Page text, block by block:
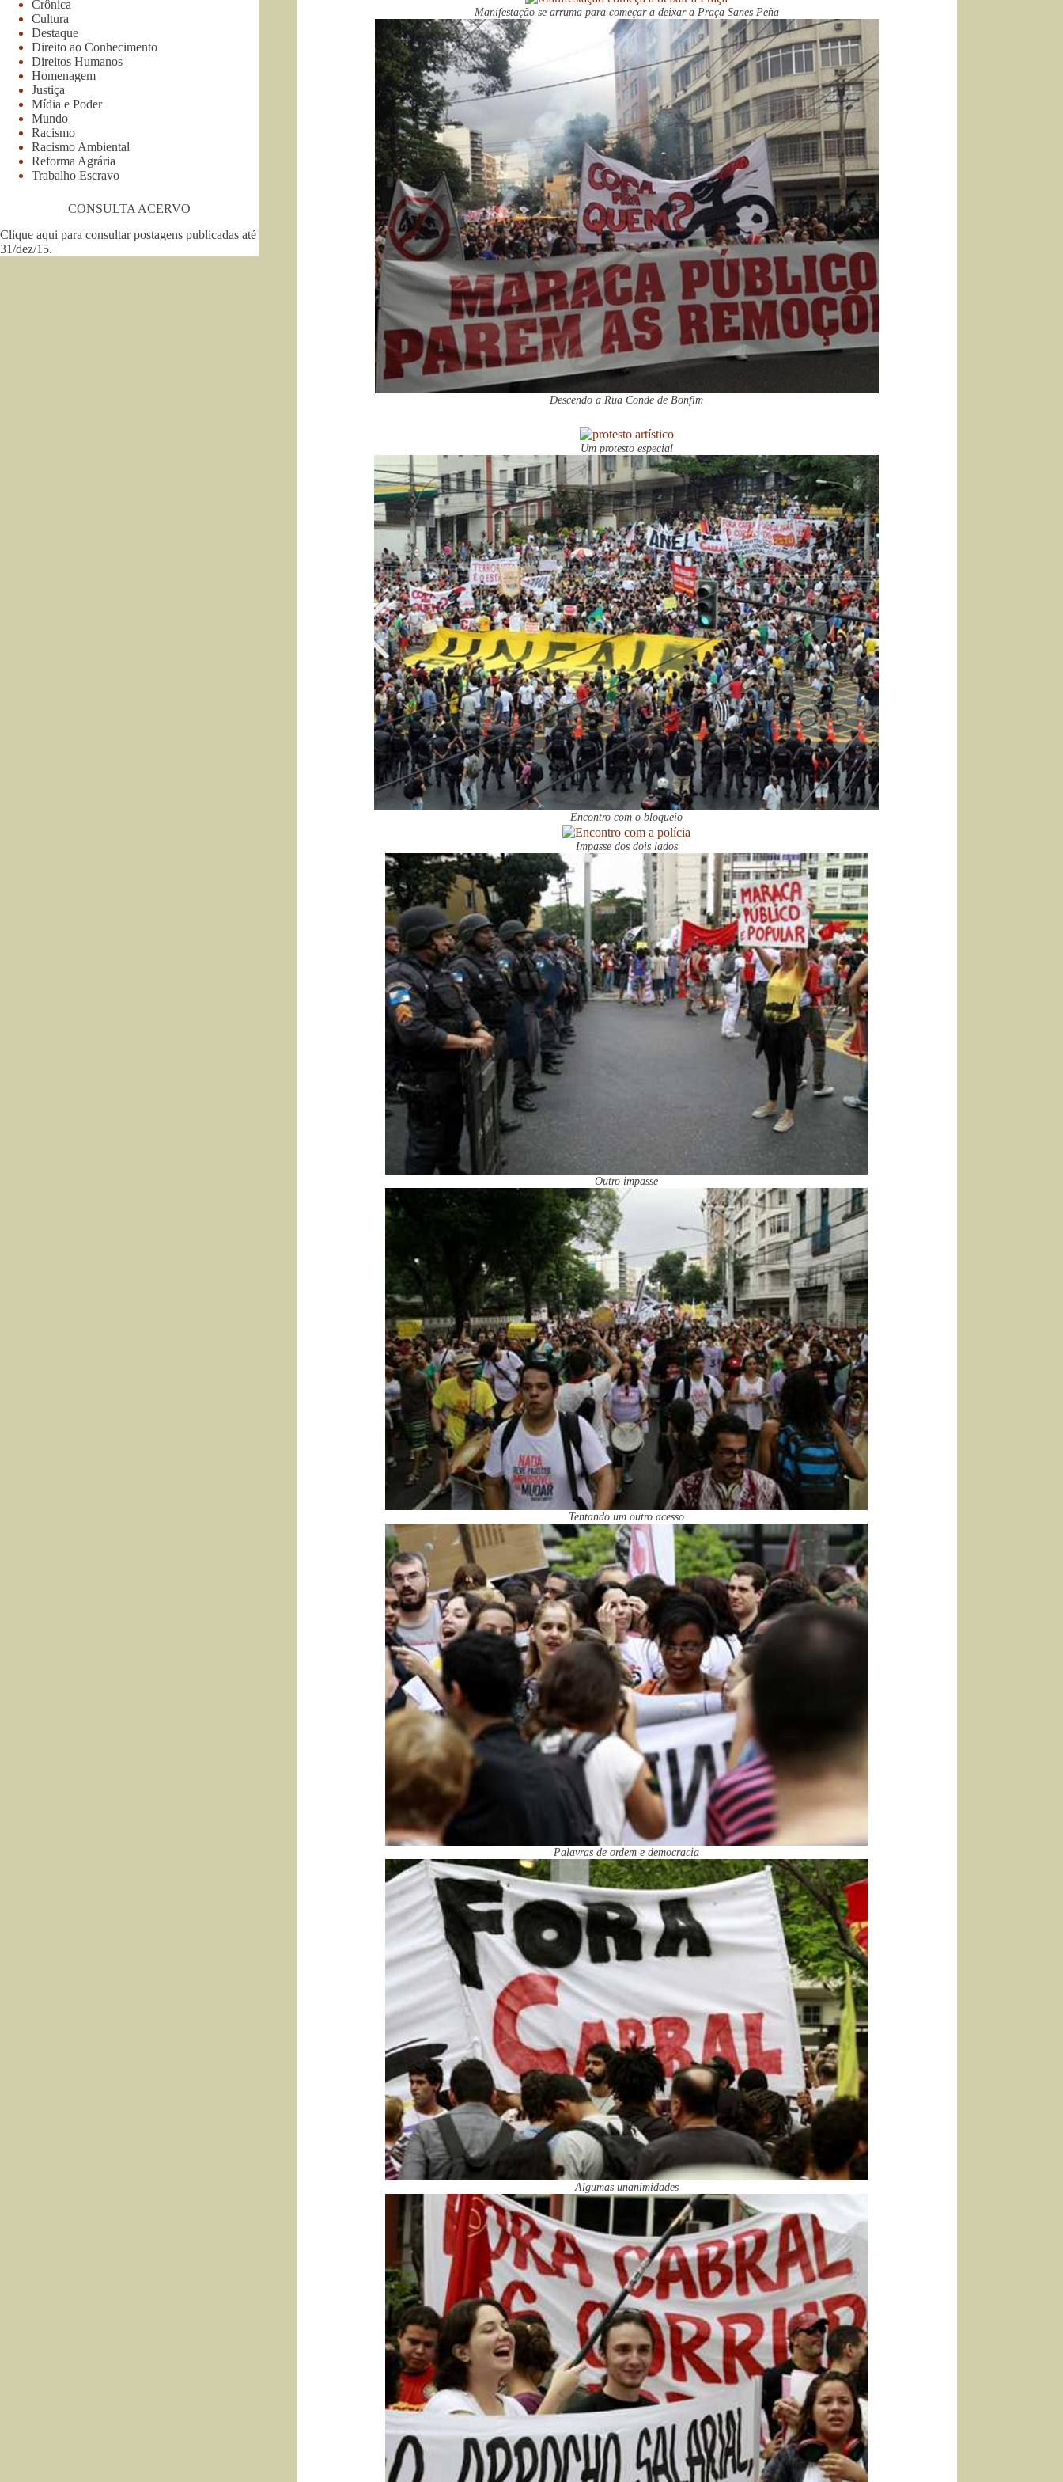
Manifestação se arruma para começar a deixar a Praça Sanes Peña
Descendo a Rua Conde de Bonfim
Um protesto especial
Encontro com o bloqueio
Impasse dos dois lados
Outro impasse
Tentando um outro acesso
Palavras de ordem e democracia
Algumas unanimidades
Crônica
Cultura
Destaque
Direito ao Conhecimento
Direitos Humanos
Homenagem
Justiça
Mídia e Poder
Mundo
Racismo
Racismo Ambiental
Reforma Agrária
Trabalho Escravo
CONSULTA ACERVO
Clique aqui para consultar postagens publicadas até
31/dez/15.